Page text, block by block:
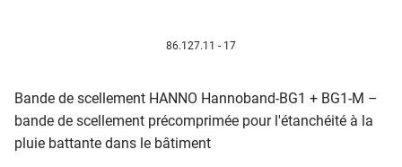
86.127.11 - 17
Bande de scellement HANNO Hannoband-BG1 + BG1-M –
bande de scellement précomprimée pour l'étanchéité à la
pluie battante dans le bâtiment